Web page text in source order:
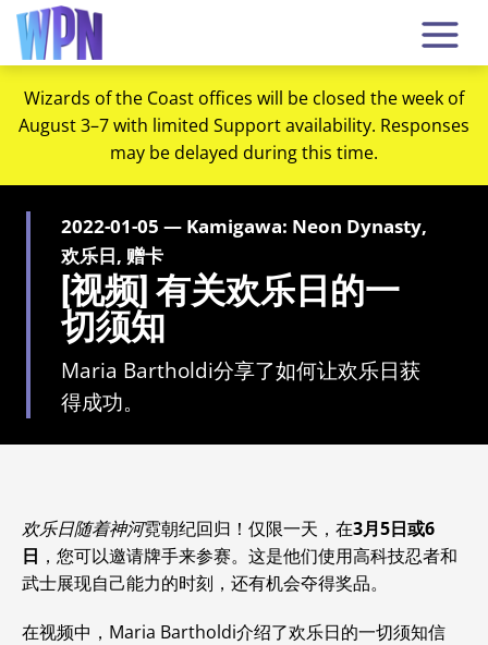
Wizards of the Coast offices will be closed the week of
August 3–7 with limited Support availability. Responses
may be delayed during this time.
2022-01-05 — Kamigawa: Neon Dynasty,
欢乐日, 赠卡
[视频] 有关欢乐日的一
切须知
Maria Bartholdi分享了如何让欢乐日获
得成功。
欢乐日随着神河霓朝纪回归！仅限一天，在3月5日或6
日 ，您可以邀请牌手来参赛。这是他们使用高科技忍者和
武士展现自己能力的时刻，还有机会夺得奖品。
在视频中，Maria Bartholdi介绍了欢乐日的一切须知信